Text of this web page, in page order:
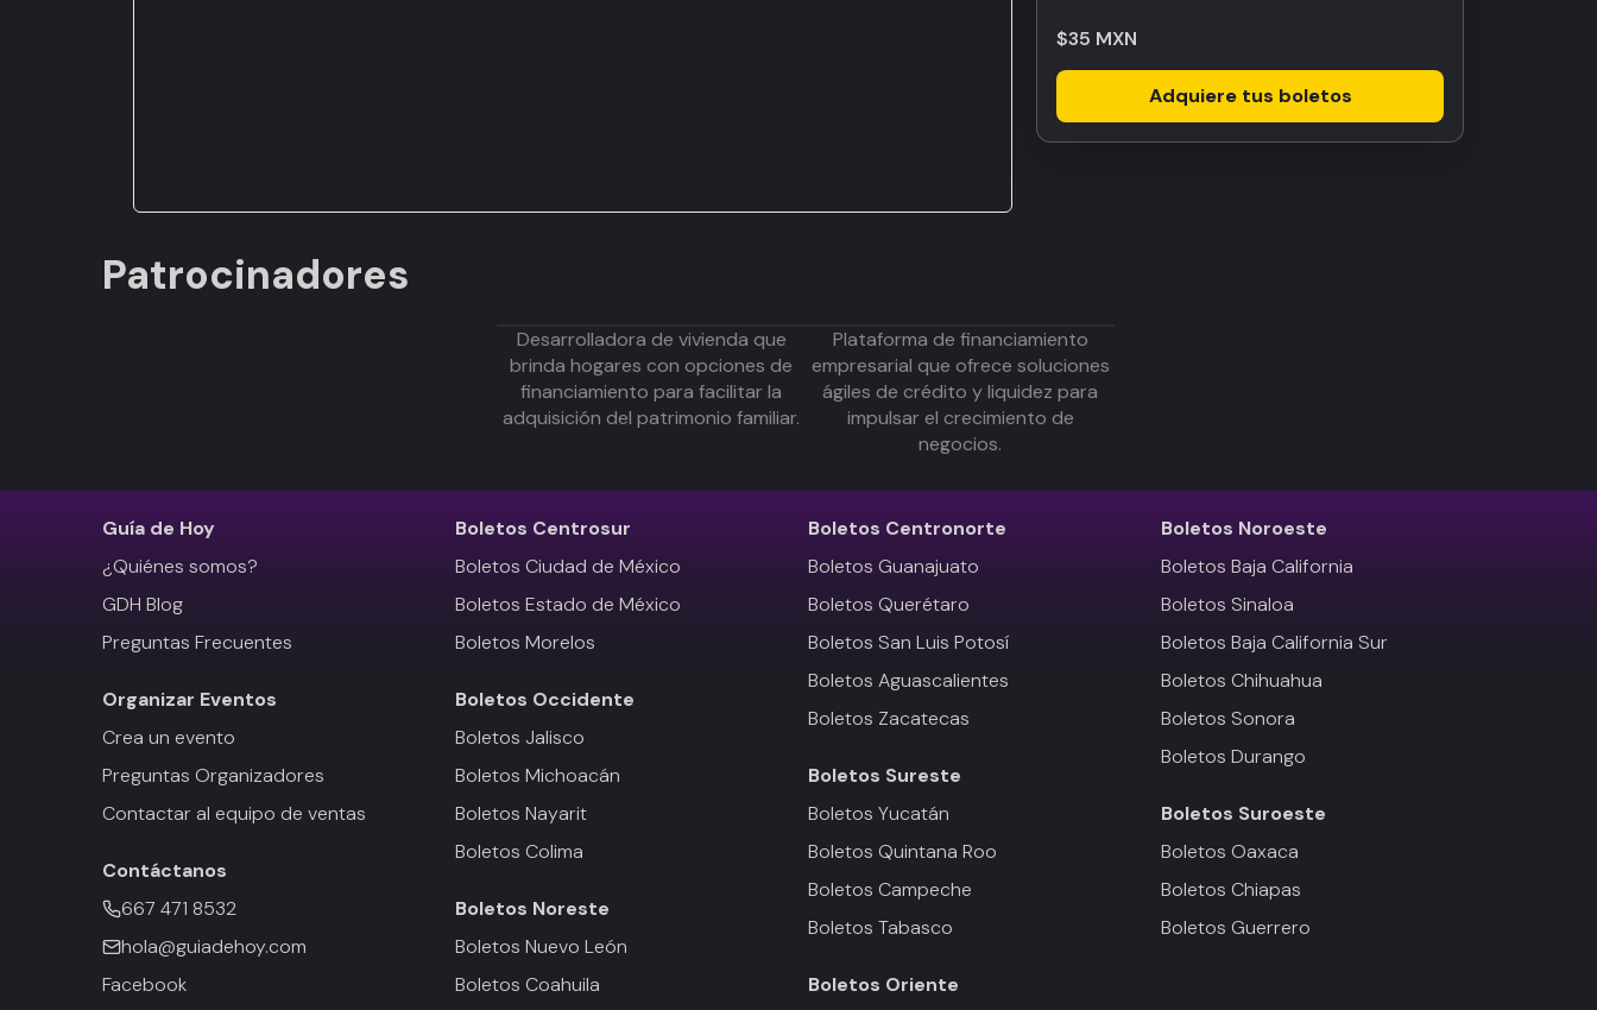
$35 MXN
Adquiere tus boletos
Patrocinadores
Desarrolladora de vivienda que
brinda hogares con opciones de
financiamiento para facilitar la
adquisición del patrimonio familiar.
Plataforma de financiamiento
empresarial que ofrece soluciones
ágiles de crédito y liquidez para
impulsar el crecimiento de
negocios.
Guía de Hoy
¿Quiénes somos?
GDH Blog
Preguntas Frecuentes
Organizar Eventos
Crea un evento
Preguntas Organizadores
Contactar al equipo de ventas
Contáctanos
667 471 8532
hola@guiadehoy.com
Facebook
Boletos Centrosur
Boletos Ciudad de México
Boletos Estado de México
Boletos Morelos
Boletos Occidente
Boletos Jalisco
Boletos Michoacán
Boletos Nayarit
Boletos Colima
Boletos Noreste
Boletos Nuevo León
Boletos Coahuila
Boletos Centronorte
Boletos Guanajuato
Boletos Querétaro
Boletos San Luis Potosí
Boletos Aguascalientes
Boletos Zacatecas
Boletos Sureste
Boletos Yucatán
Boletos Quintana Roo
Boletos Campeche
Boletos Tabasco
Boletos Oriente
Boletos Noroeste
Boletos Baja California
Boletos Sinaloa
Boletos Baja California Sur
Boletos Chihuahua
Boletos Sonora
Boletos Durango
Boletos Suroeste
Boletos Oaxaca
Boletos Chiapas
Boletos Guerrero